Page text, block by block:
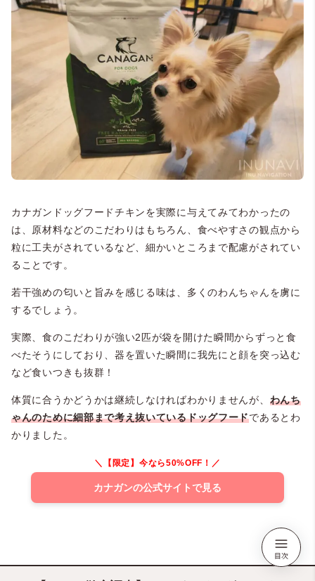
カナガンドッグフードチキンを実際に与えてみてわかったの
は、原材料などのこだわりはもちろん、食べやすさの観点から
粒に工夫がされているなど、細かいところまで配慮がされてい
ることです。
若干強めの匂いと旨みを感じる味は、多くのわんちゃんを虜に
するでしょう。
実際、食のこだわりが強い2匹が袋を開けた瞬間からずっと食
べたそうにしており、器を置いた瞬間に我先にと顔を突っ込む
など食いつきも抜群！
体質に合うかどうかは継続しなければわかりませんが、 わんち
ゃんのために細部まで考え抜いているドッグフードであるとわ
かりました。
＼【限定】今なら50%OFF！／
カナガンの公式サイトで見る